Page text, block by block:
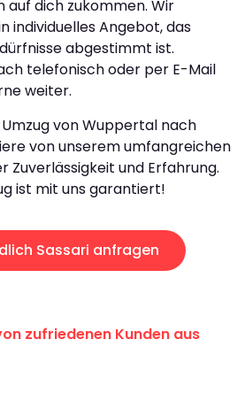
auf dich zukommen. Wir
individuelles Angebot, das
abgestimmt ist.
telefonisch oder per E-Mail
weiter.
von Wuppertal nach
von unserem umfangreichen
Zuverlässigkeit und Erfahrung.
ist mit uns garantiert!
Sassari anfragen
zufriedenen Kunden aus